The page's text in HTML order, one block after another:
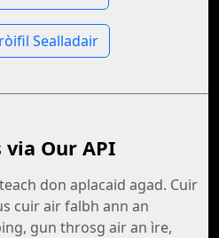
Sealladair
via Our API
don aplacaid agad. Cuir
cuir air falbh ann an
gun throsg air an ìre,